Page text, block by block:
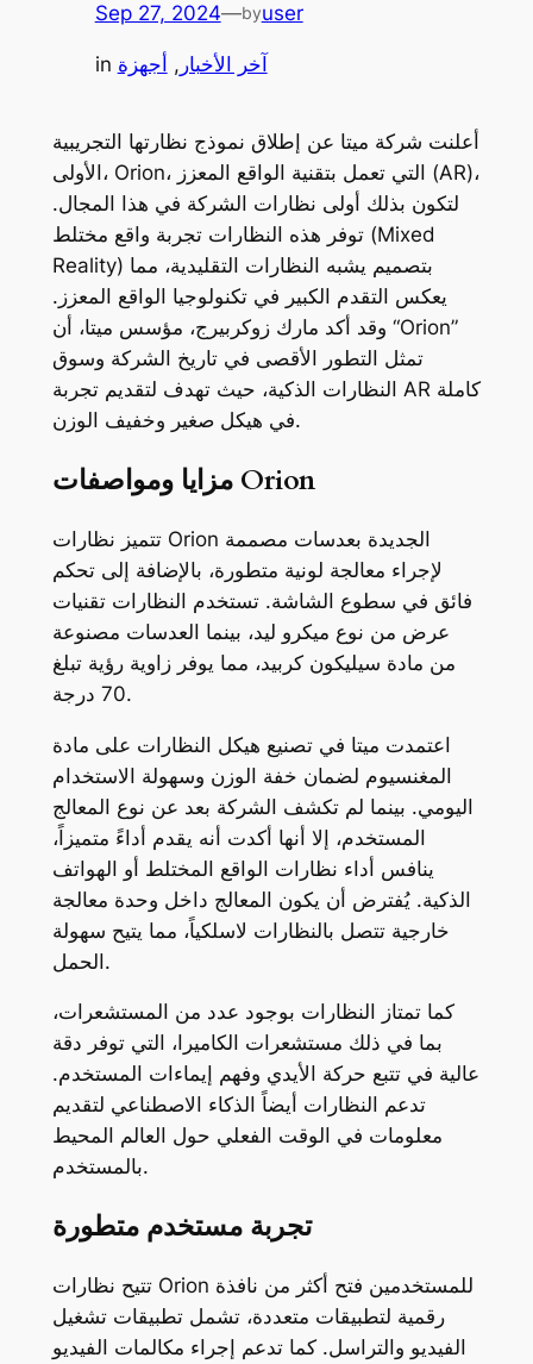
Sep 27, 2024—byuser
in آخر الأخبار , أجهزة
أعلنت شركة ميتا عن إطلاق نموذج نظارتها التجريبية
الأولى، Orion، التي تعمل بتقنية الواقع المعزز (AR)،
لتكون بذلك أولى نظارات الشركة في هذا المجال.
توفر هذه النظارات تجربة واقع مختلط (Mixed
Reality) بتصميم يشبه النظارات التقليدية، مما
يعكس التقدم الكبير في تكنولوجيا الواقع المعزز.
وقد أكد مارك زوكربيرج، مؤسس ميتا، أن “Orion”
تمثل التطور الأقصى في تاريخ الشركة وسوق
النظارات الذكية، حيث تهدف لتقديم تجربة AR كاملة
في هيكل صغير وخفيف الوزن.
مزايا ومواصفات Orion
تتميز نظارات Orion الجديدة بعدسات مصممة
لإجراء معالجة لونية متطورة، بالإضافة إلى تحكم
فائق في سطوع الشاشة. تستخدم النظارات تقنيات
عرض من نوع ميكرو ليد، بينما العدسات مصنوعة
من مادة سيليكون كربيد، مما يوفر زاوية رؤية تبلغ
70 درجة.
اعتمدت ميتا في تصنيع هيكل النظارات على مادة
المغنسيوم لضمان خفة الوزن وسهولة الاستخدام
اليومي. بينما لم تكشف الشركة بعد عن نوع المعالج
المستخدم، إلا أنها أكدت أنه يقدم أداءً متميزاً،
ينافس أداء نظارات الواقع المختلط أو الهواتف
الذكية. يُفترض أن يكون المعالج داخل وحدة معالجة
خارجية تتصل بالنظارات لاسلكياً، مما يتيح سهولة
الحمل.
كما تمتاز النظارات بوجود عدد من المستشعرات،
بما في ذلك مستشعرات الكاميرا، التي توفر دقة
عالية في تتبع حركة الأيدي وفهم إيماءات المستخدم.
تدعم النظارات أيضاً الذكاء الاصطناعي لتقديم
معلومات في الوقت الفعلي حول العالم المحيط
بالمستخدم.
تجربة مستخدم متطورة
تتيح نظارات Orion للمستخدمين فتح أكثر من نافذة
رقمية لتطبيقات متعددة، تشمل تطبيقات تشغيل
الفيديو والتراسل. كما تدعم إجراء مكالمات الفيديو